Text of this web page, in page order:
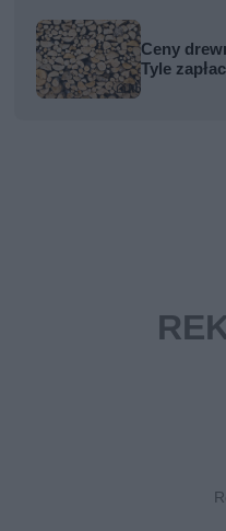
Ceny
Tyle